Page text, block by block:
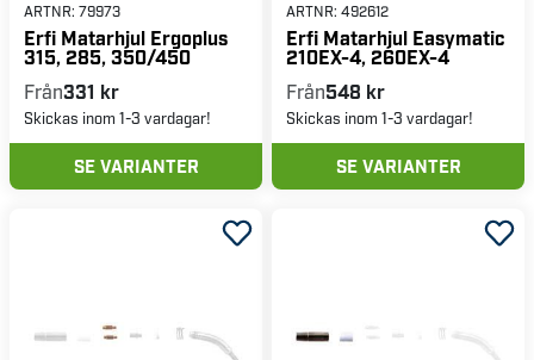
ARTNR: 79973
Erfi Matarhjul Ergoplus
315, 285, 350/450
Från331 kr
Skickas inom 1-3 vardagar!
SE VARIANTER
ARTNR: 492612
Erfi Matarhjul Easymatic
210EX-4, 260EX-4
Från548 kr
Skickas inom 1-3 vardagar!
SE VARIANTER